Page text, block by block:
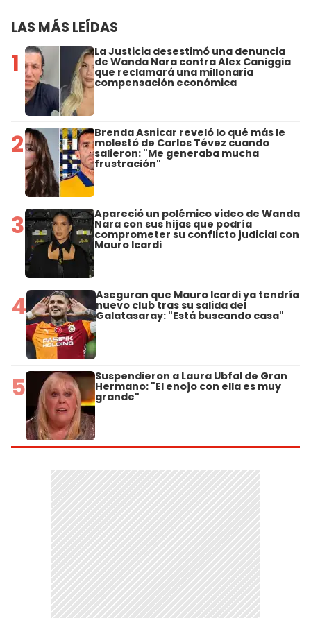
LAS MÁS LEÍDAS
1 La Justicia desestimó una denuncia
de Wanda Nara contra Alex Caniggia
que reclamará una millonaria
compensación económica
2 Brenda Asnicar reveló lo qué más le
molestó de Carlos Tévez cuando
salieron: "Me generaba mucha
frustración"
3 Apareció un polémico video de Wanda
Nara con sus hijas que podría
comprometer su conflicto judicial con
Mauro Icardi
4 Aseguran que Mauro Icardi ya tendría
nuevo club tras su salida del
Galatasaray: "Está buscando casa"
5 Suspendieron a Laura Ubfal de Gran
Hermano: "El enojo con ella es muy
grande"